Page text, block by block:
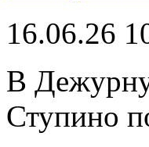
16.06.26
В
Ступино